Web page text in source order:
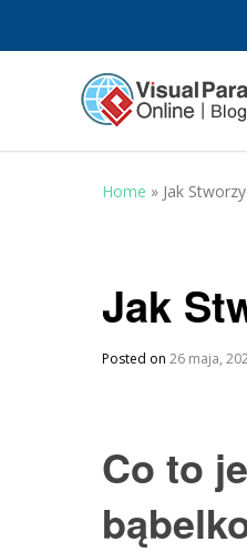
Home » Jak
Jak
Posted on 26 maja,
Co to